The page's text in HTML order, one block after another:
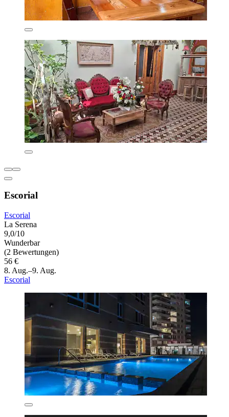
Escorial
Escorial
La Serena
9,0/10
Wunderbar
(2 Bewertungen)
56 €
8. Aug.–9. Aug.
Escorial